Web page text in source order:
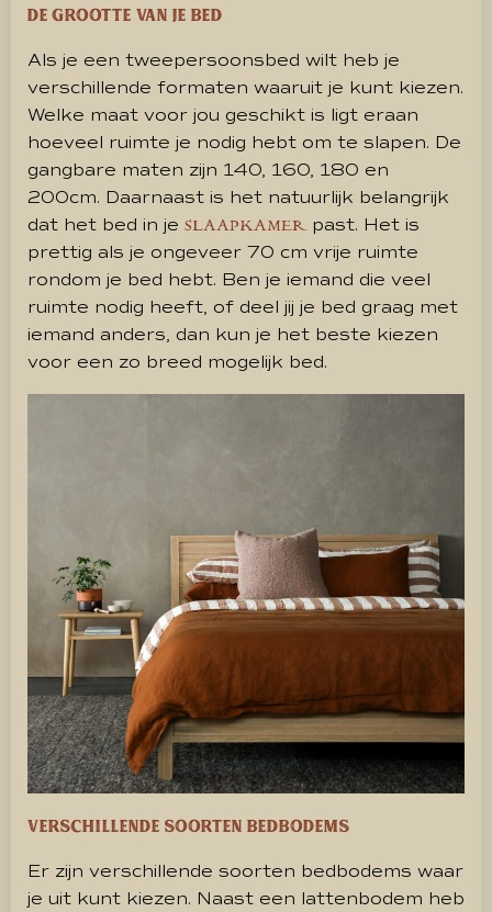
De grootte van je bed
Als je een tweepersoonsbed wilt heb je
verschillende formaten waaruit je kunt kiezen.
Welke maat voor jou geschikt is ligt eraan
hoeveel ruimte je nodig hebt om te slapen. De
gangbare maten zijn 140, 160, 180 en
200cm. Daarnaast is het natuurlijk belangrijk
dat het bed in je SLAAPKAMERpast. Het is
prettig als je ongeveer 70 cm vrije ruimte
rondom je bed hebt. Ben je iemand die veel
ruimte nodig heeft, of deel jij je bed graag met
iemand anders, dan kun je het beste kiezen
voor een zo breed mogelijk bed.
Verschillende soorten bedbodems
Er zijn verschillende soorten bedbodems waar
je uit kunt kiezen. Naast een lattenbodem heb